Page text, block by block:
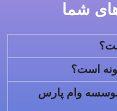
شما
است؟
وام پارس